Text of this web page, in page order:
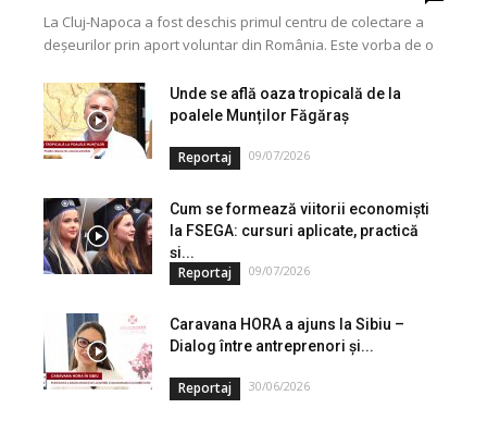
La Cluj-Napoca a fost deschis primul centru de colectare a
deșeurilor prin aport voluntar din România. Este vorba de o
Unde se află oaza tropicală de la
poalele Munților Făgăraș
Reportaj 09/07/2026
Cum se formează viitorii economiști
la FSEGA: cursuri aplicate, practică
și...
Reportaj 09/07/2026
Caravana HORA a ajuns la Sibiu –
Dialog între antreprenori și...
Reportaj 30/06/2026